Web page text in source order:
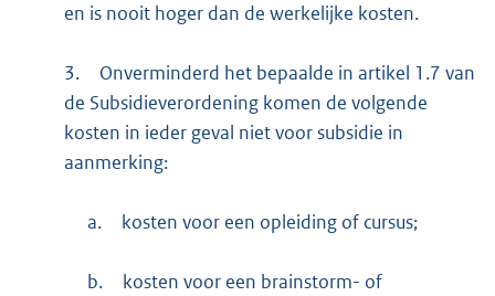
en is nooit hoger dan de werkelijke kosten.
3.
Onverminderd het bepaalde in artikel 1.7 van
de Subsidieverordening komen de volgende
kosten in ieder geval niet voor subsidie in
aanmerking:
a. kosten voor een opleiding of cursus;
b.
kosten voor een brainstorm- of